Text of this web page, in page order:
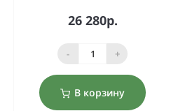
26 280р.
- +
В корзину